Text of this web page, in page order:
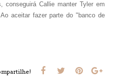
conseguirá Callie manter Tyler em
aceitar fazer parte do "banco de